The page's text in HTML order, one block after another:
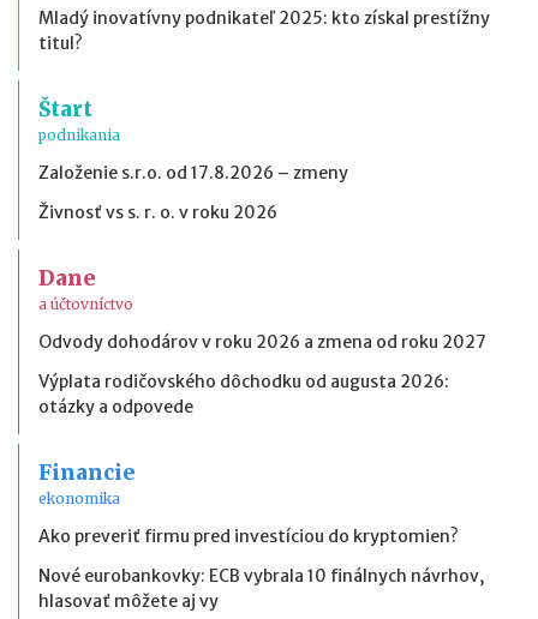
Mladý inovatívny podnikateľ 2025: kto získal prestížny
titul?
Štart
podnikania
Založenie s.r.o. od 17.8.2026 – zmeny
Živnosť vs s. r. o. v roku 2026
Dane
a účtovníctvo
Odvody dohodárov v roku 2026 a zmena od roku 2027
Výplata rodičovského dôchodku od augusta 2026:
otázky a odpovede
Financie
ekonomika
Ako preveriť firmu pred investíciou do kryptomien?
Nové eurobankovky: ECB vybrala 10 finálnych návrhov,
hlasovať môžete aj vy